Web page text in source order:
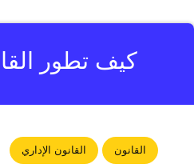
كيف تطور
القانون القانون الإداري